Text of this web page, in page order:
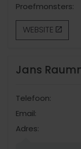
Proefmonsters:
WEBSITE
Jans
Telefoon:
Email:
Adres: